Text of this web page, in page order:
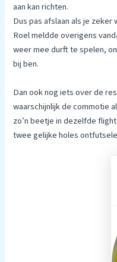
aan kan richten.
Dus pas afslaan als je zeker
Roel meldde overigens
weer mee durft te spelen,
bij ben.
Dan ook nog iets over de
waarschijnlijk de commotie
zo’n beetje in dezelfde
twee gelijke holes